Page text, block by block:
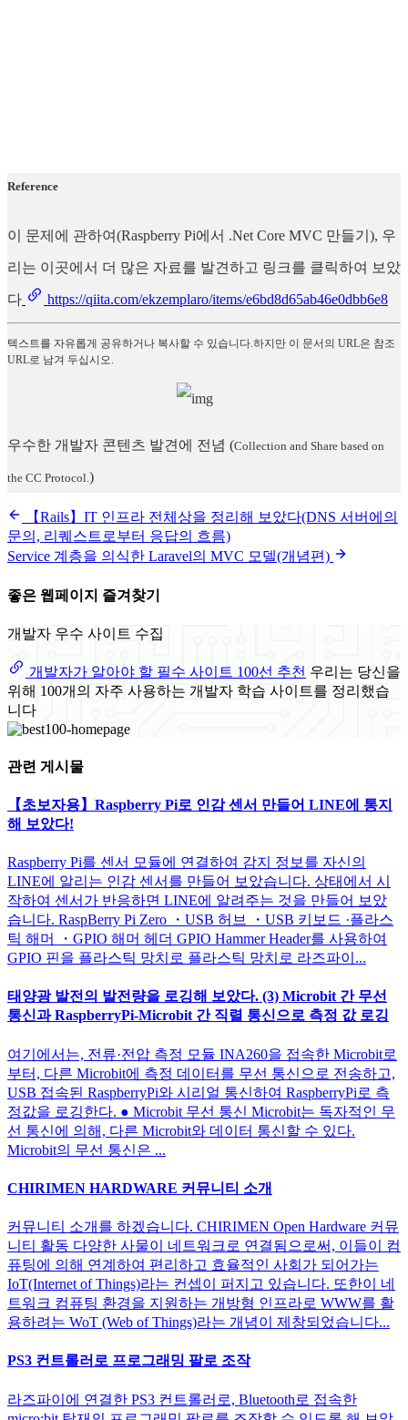
Reference
이 문제에 관하여(Raspberry Pi에서 .Net Core MVC 만들기), 우
리는 이곳에서 더 많은 자료를 발견하고 링크를 클릭하여 보았
다 https://qiita.com/ekzemplaro/items/e6bd8d65ab46e0dbb6e8
텍스트를 자유롭게 공유하거나 복사할 수 있습니다.하지만 이 문서의 URL은 참조
URL로 남겨 두십시오.
우수한 개발자 콘텐츠 발견에 전념 (Collection and Share based on
the CC Protocol.)
【Rails】IT 인프라 전체상을 정리해 보았다(DNS 서버에의
문의, 리퀘스트로부터 응답의 흐름)
Service 계층을 의식한 Laravel의 MVC 모델(개념편)
좋은 웹페이지 즐겨찾기
개발자 우수 사이트 수집
개발자가 알아야 할 필수 사이트 100선 추천 우리는 당신을
위해 100개의 자주 사용하는 개발자 학습 사이트를 정리했습
니다
관련 게시물
【초보자용】Raspberry Pi로 인감 센서 만들어 LINE에 통지
해 보았다!
Raspberry Pi를 센서 모듈에 연결하여 감지 정보를 자신의
LINE에 알리는 인감 센서를 만들어 보았습니다. 상태에서 시
작하여 센서가 반응하면 LINE에 알려주는 것을 만들어 보았
습니다. RaspBerry Pi Zero ・USB 허브 ・USB 키보드 ·플라스
틱 해머 ・GPIO 해머 헤더 GPIO Hammer Header를 사용하여
GPIO 핀을 플라스틱 망치로 플라스틱 망치로 라즈파이...
태양광 발전의 발전량을 로깅해 보았다. (3) Microbit 간 무선
통신과 RaspberryPi-Microbit 간 직렬 통신으로 측정 값 로깅
여기에서는, 전류·전압 측정 모듈 INA260을 접속한 Microbit로
부터, 다른 Microbit에 측정 데이터를 무선 통신으로 전송하고,
USB 접속된 RaspberryPi와 시리얼 통신하여 RaspberryPi로 측
정값을 로깅한다. ● Microbit 무선 통신 Microbit는 독자적인 무
선 통신에 의해, 다른 Microbit와 데이터 통신할 수 있다.
Microbit의 무선 통신은 ...
CHIRIMEN HARDWARE 커뮤니티 소개
커뮤니티 소개를 하겠습니다. CHIRIMEN Open Hardware 커뮤
니티 활동 다양한 사물이 네트워크로 연결됨으로써, 이들이 컴
퓨팅에 의해 연계하여 편리하고 효율적인 사회가 되어가는
IoT(Internet of Things)라는 컨셉이 퍼지고 있습니다. 또한이 네
트워크 컴퓨팅 환경을 지원하는 개방형 인프라로 WWW를 활
용하려는 WoT (Web of Things)라는 개념이 제창되었습니다...
PS3 컨트롤러로 프로그래밍 팔로 조작
라즈파이에 연결한 PS3 컨트롤러로, Bluetooth로 접속한